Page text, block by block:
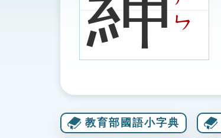
ㄣ
教育部國語小字典